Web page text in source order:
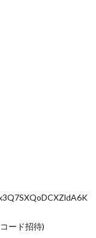
ード招待)